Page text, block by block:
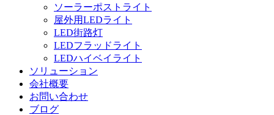
ソーラーポストライト
屋外用LEDライト
LED街路灯
LEDフラッドライト
LEDハイベイライト
ソリューション
会社概要
お問い合わせ
ブログ